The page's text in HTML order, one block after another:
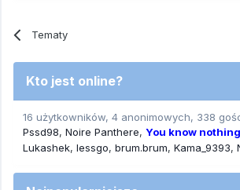
Tematy
Kto jest online?
16 użytkowników, 4 anonimowych, 338
Pssd98 Noire Panthere You know
Lukashek lessgo brum.brum Kama_9393